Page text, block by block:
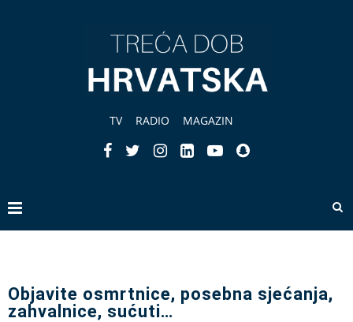
TV RADIO MAGAZIN
Objavite osmrtnice, posebna sjećanja,
zahvalnice, sućuti…